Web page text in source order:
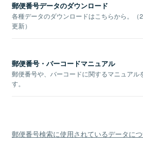
郵便番号データのダウンロード
各種データのダウンロードはこちらから。（
更新）
郵便番号・バーコードマニュアル
郵便番号や、バーコードに関するマニュアル
す。
郵便番号検索に使用されているデータに